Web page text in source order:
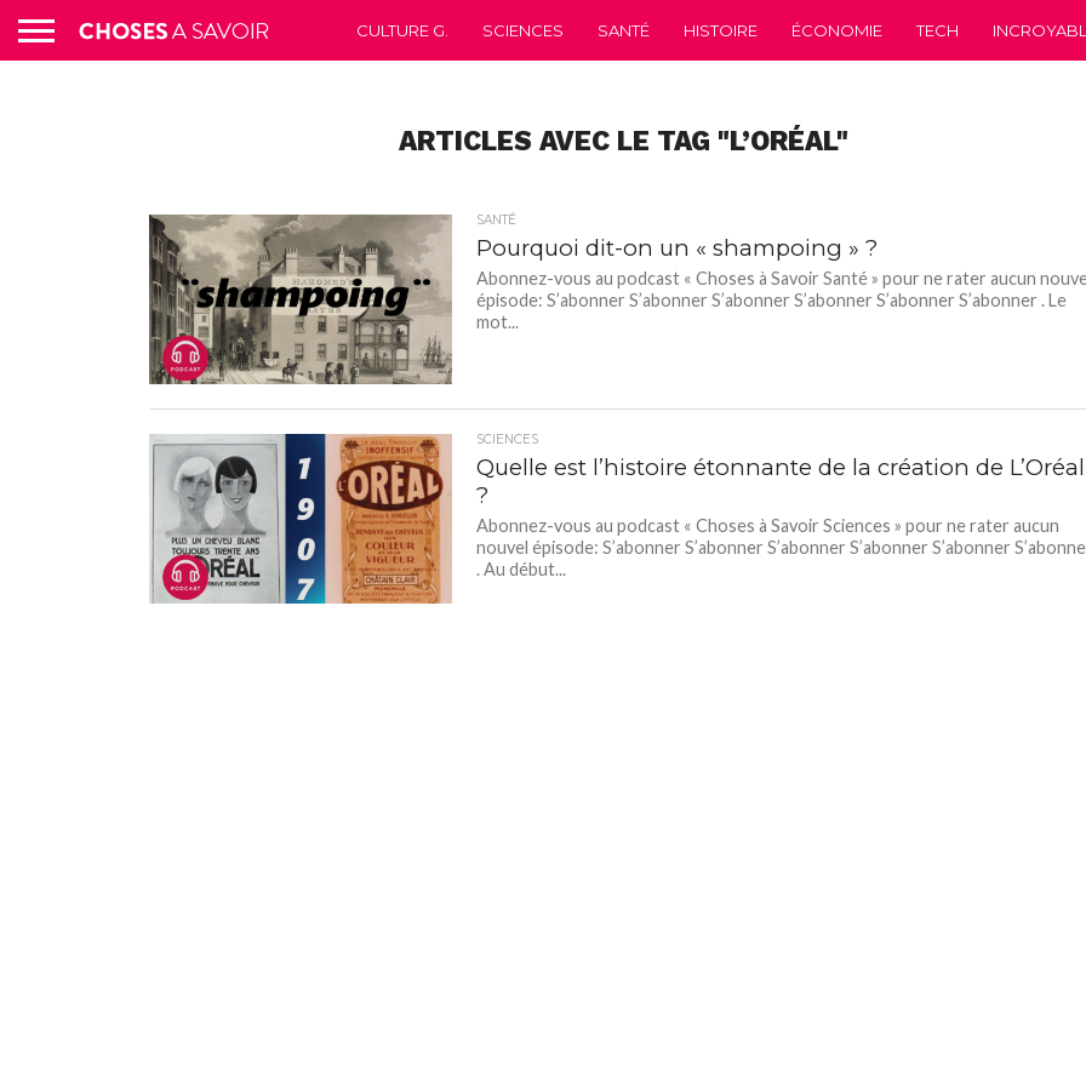
CULTURE G. SCIENCES SANTÉ HISTOIRE ÉCONOMIE TECH
ARTICLES AVEC LE TAG "L’ORÉAL"
SANTÉ
Pourquoi dit-on un « shampoing » ?
Abonnez-vous au podcast « Choses à Savoir Santé » pour ne rater aucun
épisode: S’abonner S’abonner S’abonner S’abonner S’abonner S’abonner . Le
mot...
SCIENCES
Quelle est l’histoire étonnante de la création de L’Oréal
?
Abonnez-vous au podcast « Choses à Savoir Sciences » pour ne rater aucun
nouvel épisode: S’abonner S’abonner S’abonner S’abonner S’abonner
. Au début...